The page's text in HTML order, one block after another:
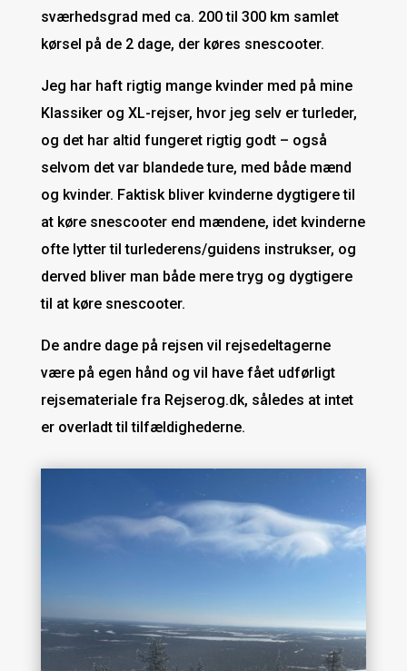
sværhedsgrad med ca. 200 til 300 km samlet
kørsel på de 2 dage, der køres snescooter.
Jeg har haft rigtig mange kvinder med på mine
Klassiker og XL-rejser, hvor jeg selv er turleder,
og det har altid fungeret rigtig godt – også
selvom det var blandede ture, med både mænd
og kvinder. Faktisk bliver kvinderne dygtigere til
at køre snescooter end mændene, idet kvinderne
ofte lytter til turlederens/guidens instrukser, og
derved bliver man både mere tryg og dygtigere
til at køre snescooter.
De andre dage på rejsen vil rejsedeltagerne
være på egen hånd og vil have fået udførligt
rejsemateriale fra Rejserog.dk, således at intet
er overladt til tilfældighederne.